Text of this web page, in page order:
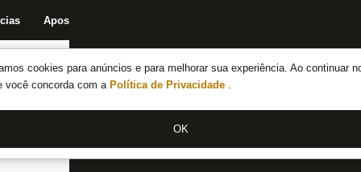
cookies para anúncios e para melhorar sua experiência. Ao continuar
você concorda com a Política de Privacidade .
OK
Apostas
Notícias do Botafogo
Fórum
Jogos